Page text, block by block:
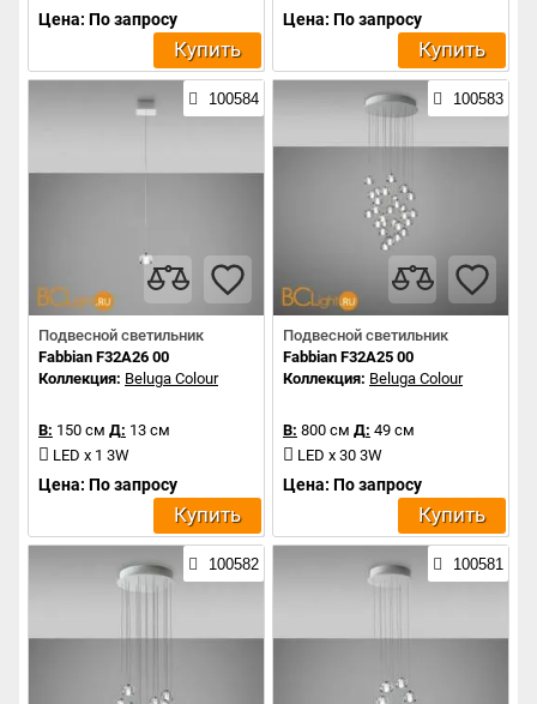
Цена: По запросу
Купить
Цена: По запросу
Купить
100584
Подвесной светильник
Fabbian F32A26 00
Коллекция: Beluga Colour
В: 150 см Д: 13 см
LED x 1 3W
Цена: По запросу
Купить
100583
Подвесной светильник
Fabbian F32A25 00
Коллекция: Beluga Colour
В: 800 см Д: 49 см
LED x 30 3W
Цена: По запросу
Купить
100582 100581